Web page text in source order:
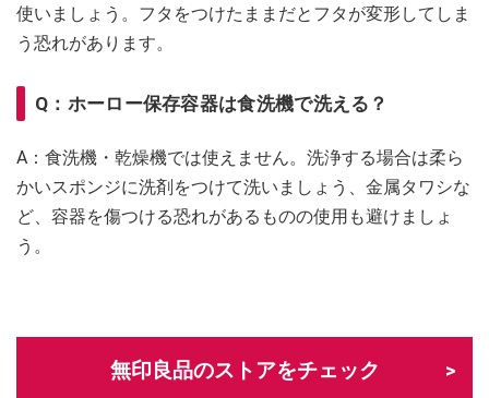
使いましょう。フタをつけたままだとフタが変形してしま
う恐れがあります。
Q：ホーロー保存容器は食洗機で洗える？
A：食洗機・乾燥機では使えません。洗浄する場合は柔ら
かいスポンジに洗剤をつけて洗いましょう、金属タワシな
ど、容器を傷つける恐れがあるものの使用も避けましょ
う。
無印良品のストアをチェック